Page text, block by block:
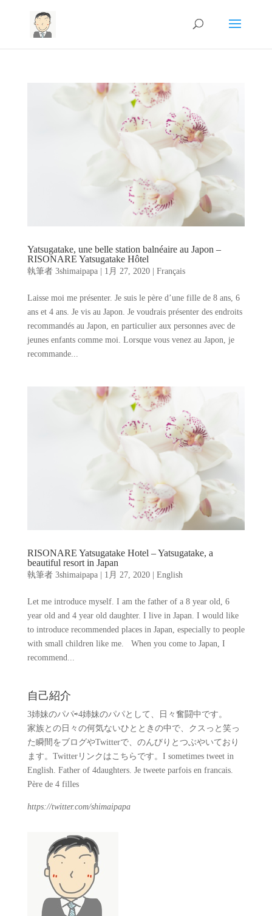
Yatsugatake, une belle station balnéaire au Japon –
RISONARE Yatsugatake Hôtel
執筆者 3shimaipapa| 1月 27, 2020| Français
Laisse moi me présenter. Je suis le père d’une fille de 8 ans, 6
ans et 4 ans. Je vis au Japon. Je voudrais présenter des endroits
recommandés au Japon, en particulier aux personnes avec de
jeunes enfants comme moi. Lorsque vous venez au Japon, je
recommande...
RISONARE Yatsugatake Hotel – Yatsugatake, a
beautiful resort in Japan
執筆者 3shimaipapa| 1月 27, 2020| English
Let me introduce myself. I am the father of a 8 year old, 6
year old and 4 year old daughter. I live in Japan. I would like
to introduce recommended places in Japan, especially to people
with small children like me. When you come to Japan, I
recommend...
自己紹介
3姉妹のパパ⇨4姉妹のパパとして、日々奮闘中です。
家族との日々の何気ないひとときの中で、クスっと笑っ
た瞬間をブログやTwitterで、のんびりとつぶやいており
ます。Twitterリンクはこちらです。I sometimes tweet in
English. Father of 4daughters. Je tweete parfois en francais.
Père de 4 filles
https://twitter.com/shimaipapa